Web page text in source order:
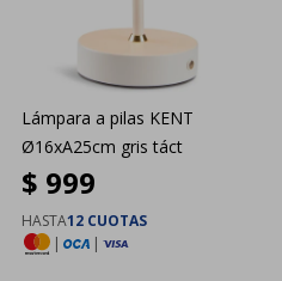
Lámpara a pilas KENT
Ø16xA25cm gris táct
$ 999
HASTA12 CUOTAS
|
|